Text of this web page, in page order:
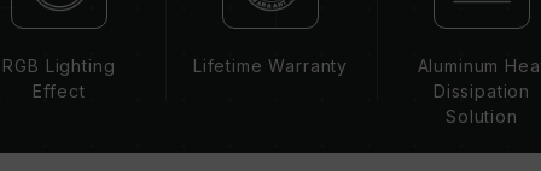
板、CPU 兼容性。
认频率（JEDEC 标准）运行，如 DDR5-6400
RGB Lighting
Effect
Lifetime Warranty
Aluminum
Dissipation
Solution